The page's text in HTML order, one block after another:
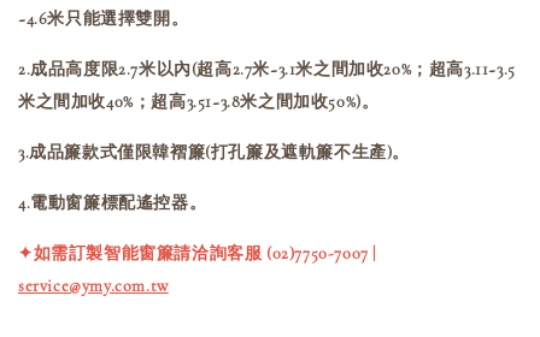
~4.6米只能選擇雙開。
2.成品高度限2.7米以內(超高2.7米~3.1米之間加收20%；超高3.11~3.5
米之間加收40%；超高3.51~3.8米之間加收50%)。
3.成品簾款式僅限韓褶簾(打孔簾及遮軌簾不生產)。
4.電動窗簾標配遙控器。
✦如需訂製智能窗簾請洽詢客服 (02)7750-7007 |
service@ymy.com.tw